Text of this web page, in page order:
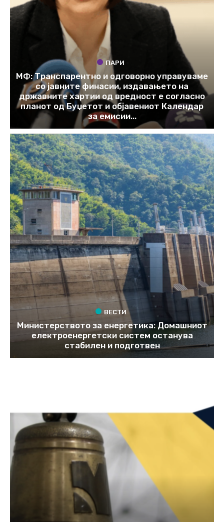
ПАРИ
МФ: Транспарентно и одговорно управуваме
со јавните финасии, издавањето на
државните хартии од вредност е согласно
планот од Буџетот и објавениот Календар
за емисии...
ВЕСТИ
Министерството за енергетика: Домашниот
електроенергетски систем останува
стабилен и подготвен